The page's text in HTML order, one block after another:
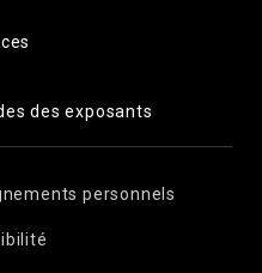
des exposants
personnels